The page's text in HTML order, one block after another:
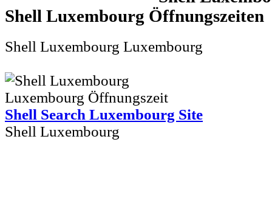
Shell Luxembourg
Shell Luxembourg Luxembourg
Shell Search Luxembourg Site
Shell Luxembourg